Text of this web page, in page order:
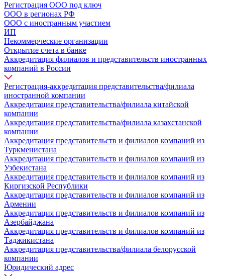
Регистрация ООО под ключ
ООО в регионах РФ
ООО с иностранным участием
ИП
Некоммерческие организации
Открытие счета в банке
Аккредитация филиалов и представительств иностранных
компаний в России
Регистрация-аккредитация представительства/филиала
иностранной компании
Аккредитация представительства/филиала китайской
компании
Аккредитация представительства/филиала казахстанской
компании
Аккредитация представительств и филиалов компаний из
Туркменистана
Аккредитация представительств и филиалов компаний из
Узбекистана
Аккредитация представительств и филиалов компаний из
Киргизской Республики
Аккредитация представительств и филиалов компаний из
Армении
Аккредитация представительств и филиалов компаний из
Азербайджана
Аккредитация представительств и филиалов компаний из
Таджикистана
Аккредитация представительства/филиала белорусской
компании
Юридический адрес